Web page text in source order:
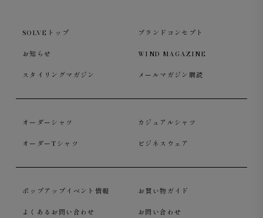
SOLVEトップ ブランドコンセプト
お知らせ WIND MAGAZINE
スタイリングマガジン メールマガジン購読
オーダーシャツ カジュアルシャツ
オーダーTシャツ ビジネスウェア
ポップアップイベント情報 お買い物ガイド
よくあるお問い合わせ お問い合わせ